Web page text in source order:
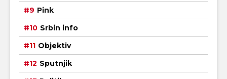
Pink
Srbin info
Objektiv
Sputnjik